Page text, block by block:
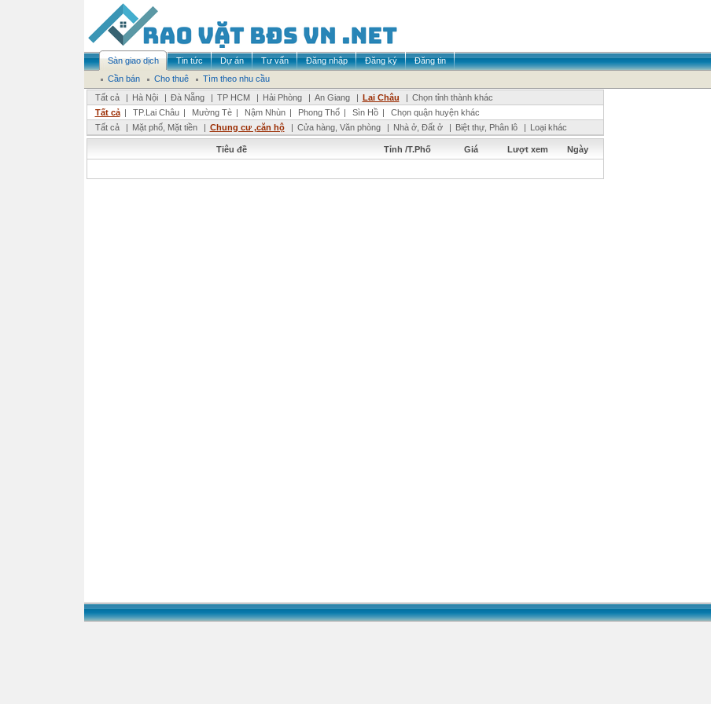
Sàn giao dịch Tin tức Dự án Tư vấn Đăng nhập Đăng ký
Đăng tin
Cần bán
Cho thuê
Tìm theo nhu cầu
Tất cả
| Hà Nội | Đà Nẵng | TP HCM | Hải Phòng | An Giang | Lai Châu | Chọn tỉnh thành khác
Tất cả | TP.Lai Châu | Mường Tè | Nậm Nhùn | Phong Thổ | Sìn Hồ |
Chọn quận huyện khác
Tất cả
| Mặt phố, Mặt tiền | Chung cư ,căn hộ | Cửa hàng, Văn phòng | Nhà ở, Đất ở | Biệt thự, Phân lô | Loại khác
Tiêu đề Tỉnh /T.Phố Giá Lượt xem Ngày